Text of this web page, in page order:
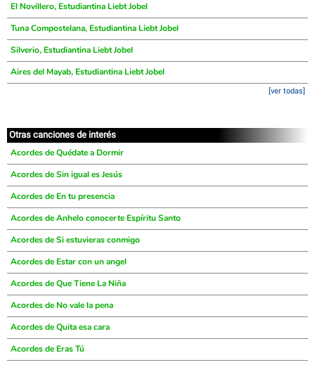
El Novillero, Estudiantina Liebt Jobel
Tuna Compostelana, Estudiantina Liebt Jobel
Silverio, Estudiantina Liebt Jobel
Aires del Mayab, Estudiantina Liebt Jobel
[ver todas]
Otras canciones de interés
Acordes de Quédate a Dormir
Acordes de Sin igual es Jesús
Acordes de En tu presencia
Acordes de Anhelo conocerte Espíritu Santo
Acordes de Si estuvieras conmigo
Acordes de Estar con un angel
Acordes de Que Tiene La Niña
Acordes de No vale la pena
Acordes de Quita esa cara
Acordes de Eras Tú